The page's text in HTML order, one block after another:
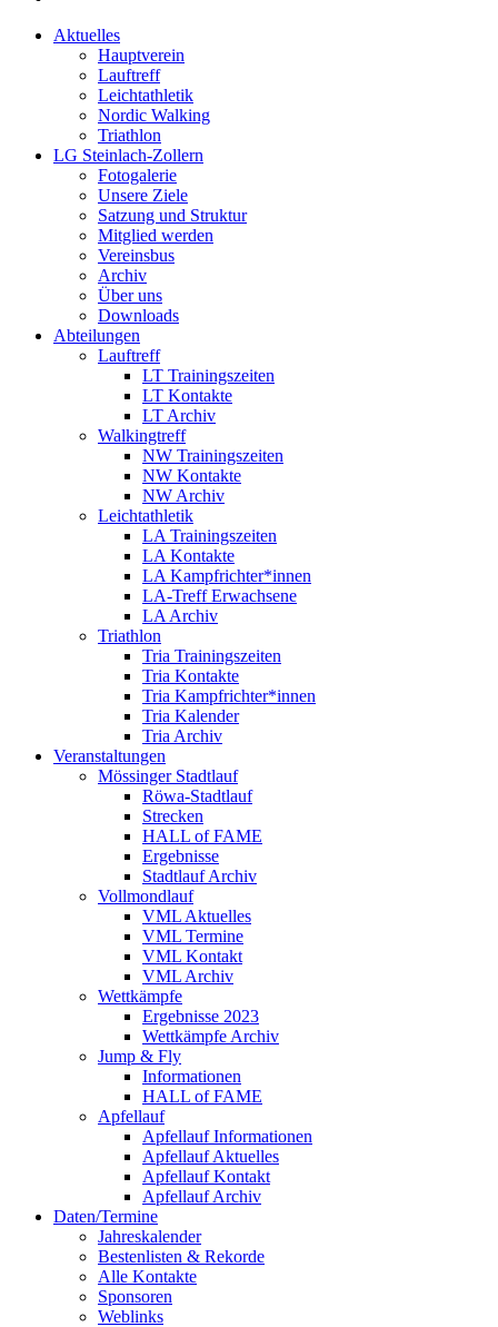
Aktuelles
Hauptverein
Lauftreff
Leichtathletik
Nordic Walking
Triathlon
LG Steinlach-Zollern
Fotogalerie
Unsere Ziele
Satzung und Struktur
Mitglied werden
Vereinsbus
Archiv
Über uns
Downloads
Abteilungen
Lauftreff
LT Trainingszeiten
LT Kontakte
LT Archiv
Walkingtreff
NW Trainingszeiten
NW Kontakte
NW Archiv
Leichtathletik
LA Trainingszeiten
LA Kontakte
LA Kampfrichter*innen
LA-Treff Erwachsene
LA Archiv
Triathlon
Tria Trainingszeiten
Tria Kontakte
Tria Kampfrichter*innen
Tria Kalender
Tria Archiv
Veranstaltungen
Mössinger Stadtlauf
Röwa-Stadtlauf
Strecken
HALL of FAME
Ergebnisse
Stadtlauf Archiv
Vollmondlauf
VML Aktuelles
VML Termine
VML Kontakt
VML Archiv
Wettkämpfe
Ergebnisse 2023
Wettkämpfe Archiv
Jump & Fly
Informationen
HALL of FAME
Apfellauf
Apfellauf Informationen
Apfellauf Aktuelles
Apfellauf Kontakt
Apfellauf Archiv
Daten/Termine
Jahreskalender
Bestenlisten & Rekorde
Alle Kontakte
Sponsoren
Weblinks